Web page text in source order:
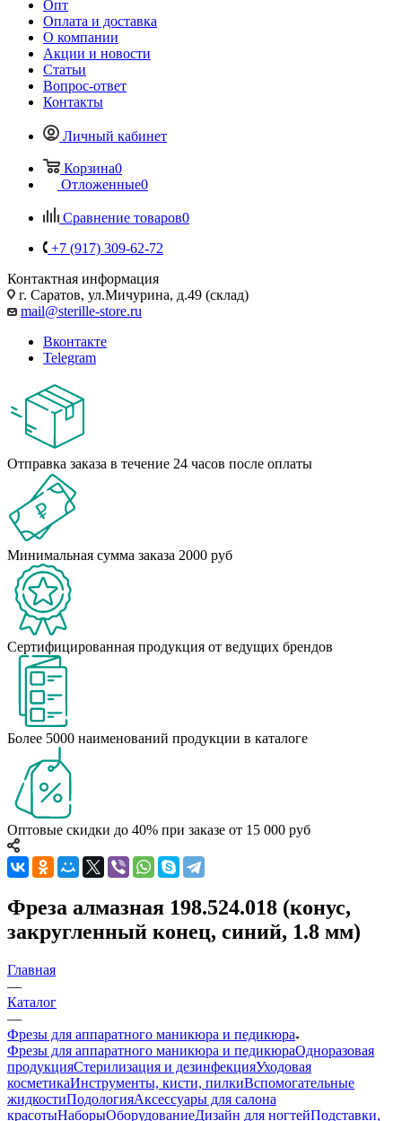
Опт
Оплата и доставка
О компании
Акции и новости
Статьи
Вопрос-ответ
Контакты
Личный кабинет
Корзина0
Отложенные0
Сравнение товаров0
+7 (917) 309-62-72
Контактная информация
г. Саратов, ул.Мичурина, д.49 (склад)
mail@sterille-store.ru
Вконтакте
Telegram
Отправка заказа в течение 24 часов после оплаты
Минимальная сумма заказа 2000 руб
Сертифицированная продукция от ведущих брендов
Более 5000 наименований продукции в каталоге
Оптовые скидки до 40% при заказе от 15 000 руб
Фреза алмазная 198.524.018 (конус,
закругленный конец, синий, 1.8 мм)
Главная
—
Каталог
—
Фрезы для аппаратного маникюра и педикюра
Фрезы для аппаратного маникюра и педикюраОдноразовая
продукцияСтерилизация и дезинфекцияУходовая
косметикаИнструменты, кисти, пилкиВспомогательные
жидкостиПодологияАксессуары для салона
красотыНаборыОборудованиеДизайн для ногтейПодставки,